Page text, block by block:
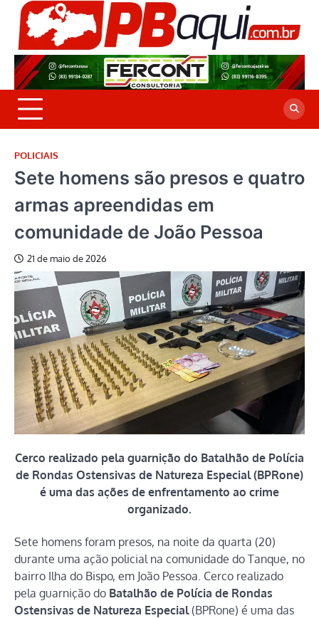
Skip
content
POLICIAIS
Sete homens são presos e quatro
armas apreendidas em
comunidade de João Pessoa
21 de maio de 2026
Cerco realizado pela guarnição do Batalhão de Polícia
de Rondas Ostensivas de Natureza Especial (BPRone)
é uma das ações de enfrentamento ao crime
organizado.
Sete homens foram presos, na noite da quarta (20)
durante uma ação policial na comunidade do Tanque, no
bairro Ilha do Bispo, em João Pessoa. Cerco realizado
pela guarnição do Batalhão de Polícia de Rondas
Ostensivas de Natureza Especial(BPRone) é uma das